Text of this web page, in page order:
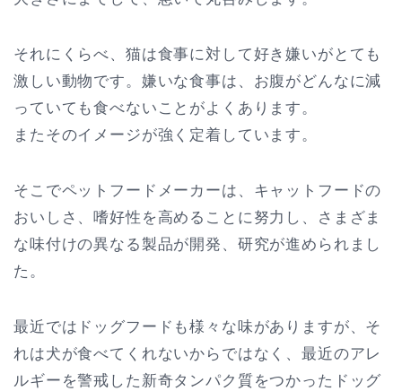
それにくらべ、猫は食事に対して好き嫌いがとても
激しい動物です。嫌いな食事は、お腹がどんなに減
っていても食べないことがよくあります。
またそのイメージが強く定着しています。
そこでペットフードメーカーは、キャットフードの
おいしさ、嗜好性を高めることに努力し、さまざま
な味付けの異なる製品が開発、研究が進められまし
た。
最近ではドッグフードも様々な味がありますが、そ
れは犬が食べてくれないからではなく、最近のアレ
ルギーを警戒した新奇タンパク質をつかったドッグ